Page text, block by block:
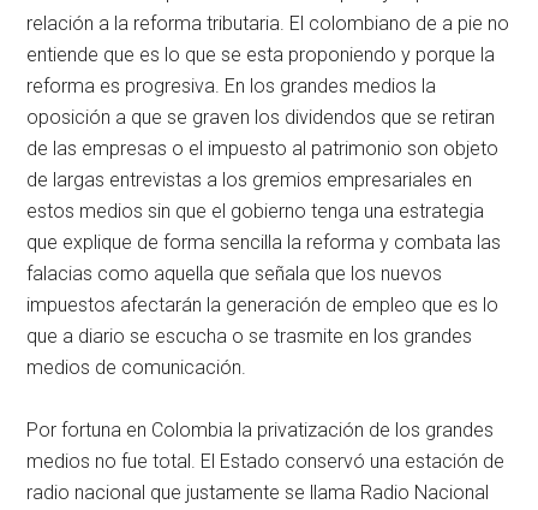
relación a la reforma tributaria. El colombiano de a pie no
entiende que es lo que se esta proponiendo y porque la
reforma es progresiva. En los grandes medios la
oposición a que se graven los dividendos que se retiran
de las empresas o el impuesto al patrimonio son objeto
de largas entrevistas a los gremios empresariales en
estos medios sin que el gobierno tenga una estrategia
que explique de forma sencilla la reforma y combata las
falacias como aquella que señala que los nuevos
impuestos afectarán la generación de empleo que es lo
que a diario se escucha o se trasmite en los grandes
medios de comunicación.
Por fortuna en Colombia la privatización de los grandes
medios no fue total. El Estado conservó una estación de
radio nacional que justamente se llama Radio Nacional